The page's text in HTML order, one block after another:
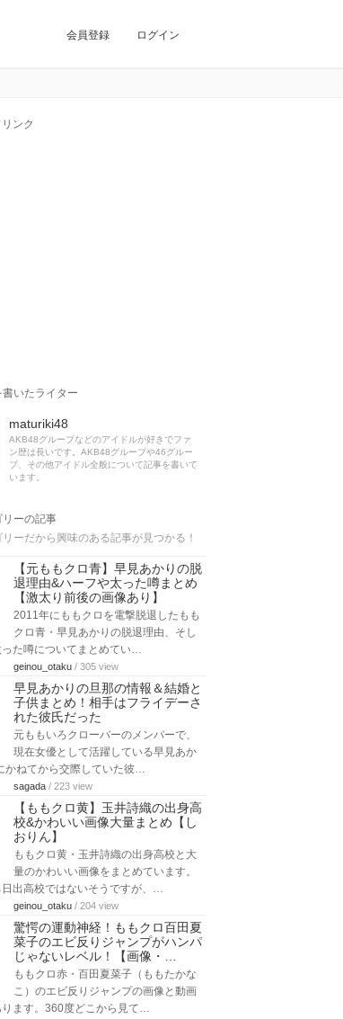
会員登録 ログイン
ンク
いたライター
maturiki48
AKB48グループなどのアイドルが好きでファ
ン歴は長いです。AKB48グループや46グルー
プ、その他アイドル全般について記事を書いて
います。
リーの記事
リーだから興味のある記事が見つかる！
【元ももクロ青】早見あかりの脱
退理由&ハーフや太った噂まとめ
【激太り前後の画像あり】
2011年にももクロを電撃脱退したもも
クロ青・早見あかりの脱退理由、そし
た噂についてまとめてい…
geinou_otaku / 305 view
早見あかりの旦那の情報＆結婚と
子供まとめ！相手はフライデーさ
れた彼氏だった
元ももいろクローバーのメンバーで、
現在女優として活躍している早見あか
かねてから交際していた彼…
sagada / 223 view
【ももクロ黄】玉井詩織の出身高
校&かわいい画像大量まとめ【し
おりん】
ももクロ黄・玉井詩織の出身高校と大
量のかわいい画像をまとめています。
出高校ではないそうですが、…
geinou_otaku / 204 view
驚愕の運動神経！ももクロ百田夏
菜子のエビ反りジャンプがハンパ
じゃないレベル！【画像・…
ももクロ赤・百田夏菜子（ももたかな
こ）のエビ反りジャンプの画像と動画
ります。360度どこから見て…